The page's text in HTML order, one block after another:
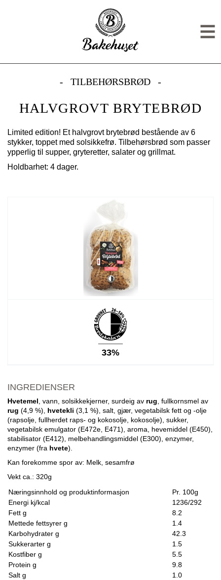
HALVGROVT BRYTEBRØD
TILBEHØRSBRØD
HALVGROVT BRYTEBRØD
Limited edition! Et halvgrovt brytebrød bestående av 6
stykker, toppet med solsikkefrø. Tilbehørsbrød som passer
ypperlig til supper, gryteretter, salater og grillmat.
Holdbarhet: 4 dager.
33%
INGREDIENSER
Hvetemel, vann, solsikkekjerner, surdeig av rug, fullkornsmel av
rug (4,9 %), hvetekli (3,1 %), salt, gjær, vegetabilsk fett og -olje
(rapsolje, fullherdet raps- og kokosolje, kokosolje), sukker,
vegetabilsk emulgator (E472e, E471), aroma, hevemiddel (E450),
stabilisator (E412), melbehandlingsmiddel (E300), enzymer,
enzymer (fra hvete).
Kan forekomme spor av: Melk, sesamfrø
Vekt ca.: 320g
Næringsinnhold og produktinformasjon
Pr. 100g
Energi kj/kcal
1236/292
Fett g
8.2
Mettede fettsyrer g
1.4
Karbohydrater g
42.3
Sukkerarter g
1.5
Kostfiber g
5.5
Protein g
9.8
Salt g
1.0